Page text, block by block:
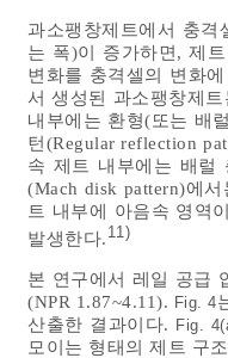
과소팽창제트에서 충
는 폭)이 증가하면, 제
변화를 충격셀의 변화
서 생성된 과소팽창제
내부에는 환형(또는 배
턴(Regular reflection
속 제트 내부에는 배럴
(Mach disk pattern)에
트 내부에 아음속 영역
발생한다. 11)
본 연구에서 레일 공급
(NPR 1.87~4.11). Fig. 4
산출한 결과이다. Fig.
모이는 형태의 제트 구